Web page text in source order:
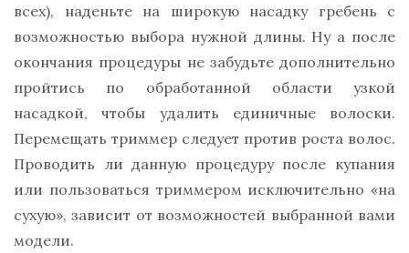
всех), наденьте на широкую насадку гребень с
возможностью выбора нужной длины. Ну а после
окончания процедуры не забудьте дополнительно
пройтись по обработанной области узкой
насадкой, чтобы удалить единичные волоски.
Перемещать триммер следует против роста волос.
Проводить ли данную процедуру после купания
или пользоваться триммером исключительно «на
сухую», зависит от возможностей выбранной вами
модели.